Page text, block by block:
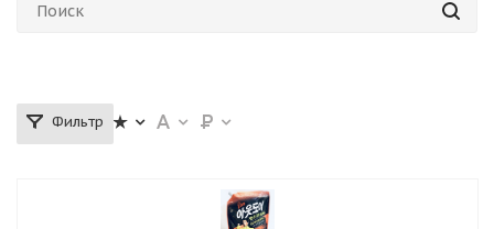
Фильтр